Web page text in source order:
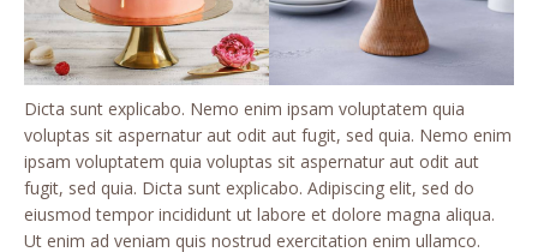
Dicta sunt explicabo. Nemo enim ipsam voluptatem quia
voluptas sit aspernatur aut odit aut fugit, sed quia. Nemo enim
ipsam voluptatem quia voluptas sit aspernatur aut odit aut
fugit, sed quia. Dicta sunt explicabo. Adipiscing elit, sed do
eiusmod tempor incididunt ut labore et dolore magna aliqua.
Ut enim ad veniam quis nostrud exercitation enim ullamco.